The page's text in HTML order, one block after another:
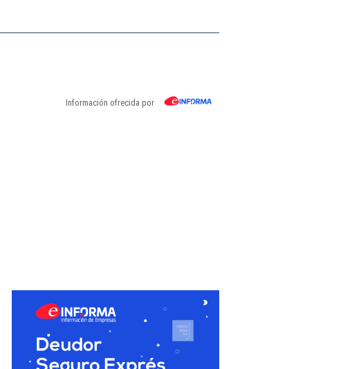
Información ofrecida por